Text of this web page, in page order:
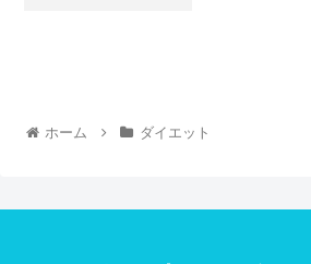
ホーム ダイエット